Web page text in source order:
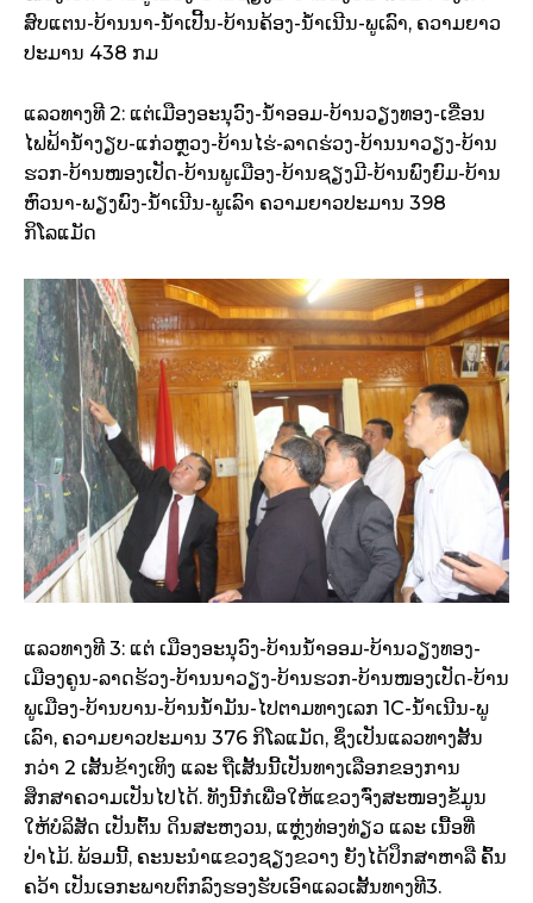
ສົບແຕນ-ບ້ານນາ-ນ້ຳເປີ້ນ-ບ້ານຄ້ອງ-ນ້ຳເນີນ-ພູເລົາ, ຄວາມຍາວ
ປະມານ 438 ກມ
ແລວທາງທີ 2: ແຕ່ເມືອງອະນຸວົງ-ນ້ຳອອມ-ບ້ານວຽງທອງ-ເຂື່ອນ
ໄຟຟ້ານ້ຳງຽບ-ແກ່ວຫຼວງ-ບ້ານໄຮ່-ລາດຮ່ວງ-ບ້ານນາວຽງ-ບ້ານ
ຮວກ-ບ້ານໜອງເປັດ-ບ້ານພູເມືອງ-ບ້ານຊຽງມີ-ບ້ານພົງຍົມ-ບ້ານ
ຫົວນາ-ພຽງພົງ-ນ້ຳເນີນ-ພູເລົາ ຄວາມຍາວປະມານ 398
ກິໂລແມັດ
ແລວທາງທີ 3: ແຕ່ ເມືອງອະນຸວົງ-ບ້ານນ້ຳອອມ-ບ້ານວຽງທອງ-
ເມືອງຄູນ-ລາດຮ້ວງ-ບ້ານນາວຽງ-ບ້ານຮວກ-ບ້ານໜອງເປັດ-ບ້ານ
ພູເມືອງ-ບ້ານບານ-ບ້ານນ້ຳມັນ-ໄປຕາມທາງເລກ 1C-ນ້ຳເນີນ-ພູ
ເລົາ, ຄວາມຍາວປະມານ 376 ກິໂລແມັດ, ຊຶ່ງເປັນແລວທາງສັ້ນ
ກວ່າ 2 ເສັ້ນຂ້າງເທິງ ແລະ ຖືເສັ້ນນີ້ເປັນທາງເລືອກຂອງການ
ສຶກສາຄວາມເປັນໄປໄດ້. ທັງນີ້ກໍເພື່ອໃຫ້ແຂວງຈົ່ງສະໜອງຂໍ້ມູນ
ໃຫ້ບໍລິສັດ ເປັນຕົ້ນ ດິນສະຫງວນ, ແຫຼ່ງທ່ອງທ່ຽວ ແລະ ເນື້ອທີ່
ປ່າໄມ້. ພ້ອມນີ້, ຄະນະນຳແຂວງຊຽງຂວາງ ຍັງໄດ້ປຶກສາຫາລື ຄົ້ນ
ຄວ້າ ເປັນເອກະພາບຕົກລົງຮອງຮັບເອົາແລວເສັ້ນທາງທີ3.